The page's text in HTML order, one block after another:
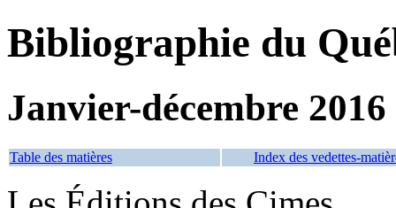
Bibliographie du
Janvier-décembre 2016
Table des matières Index des vedettes-